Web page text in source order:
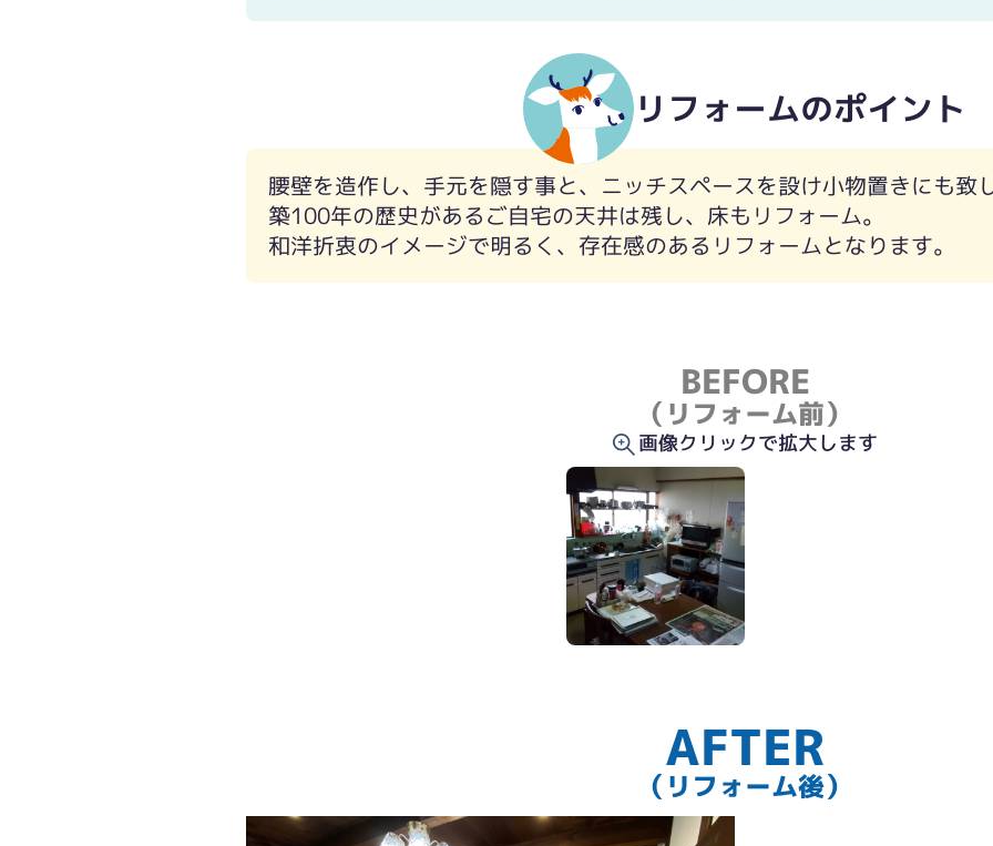
リフォームのポイント
腰壁を造作し、手元を隠す事と、ニッチスペースを設け小物置きにも致
築100年の歴史があるご自宅の天井は残し、床もリフォーム。
和洋折衷のイメージで明るく、存在感のあるリフォームとなります。
BEFORE
（リフォーム前）
画像クリックで拡大します
AFTER
（リフォーム後）